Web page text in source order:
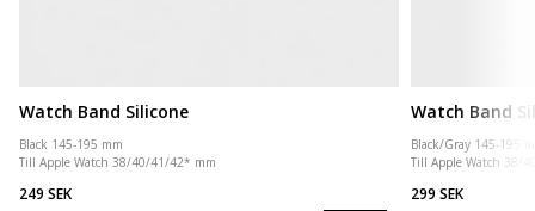
Watch Band Silicone
Black 145-195 mm
Till Apple Watch 38/40/41/42* mm
249 SEK
Watch Band
Black/Gray 145-195
Till Apple Watch 38/
299 SEK